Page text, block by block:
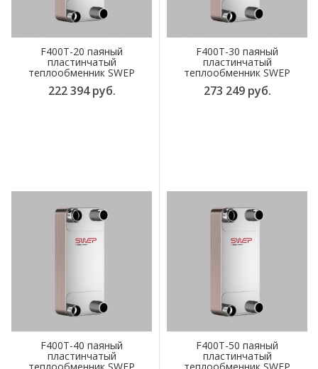
F400T-20 паяный
пластинчатый
теплообменник SWEP
222 394 руб.
F400T-30 паяный
пластинчатый
теплообменник SWEP
273 249 руб.
F400T-40 паяный
пластинчатый
F400T-50 паяный
пластинчатый